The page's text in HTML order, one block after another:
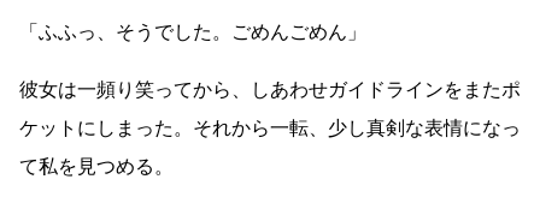
「ふふっ、そうでした。ごめんごめん」
彼女は一頻り笑ってから、しあわせガイドラインをまたポ
ケットにしまった。それから一転、少し真剣な表情になっ
て私を見つめる。